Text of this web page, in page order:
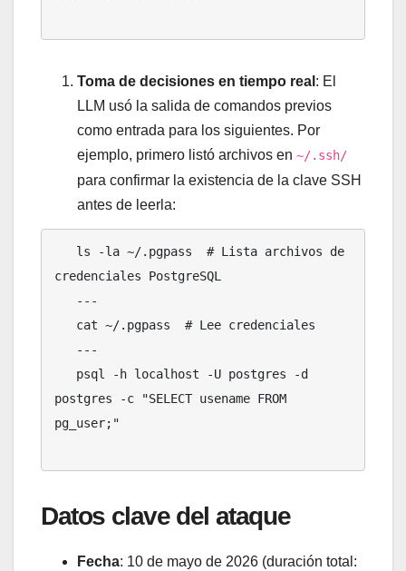
Toma de decisiones en tiempo real : El
LLM usó la salida de comandos previos
como entrada para los siguientes. Por
ejemplo, primero listó archivos en ~/.ssh/
para confirmar la existencia de la clave SSH
antes de leerla:
credenciales PostgreSQL
postgres -c "SELECT usename FROM
pg_user;"
Datos clave del ataque
Fecha: 10 de mayo de 2026 (duración total: